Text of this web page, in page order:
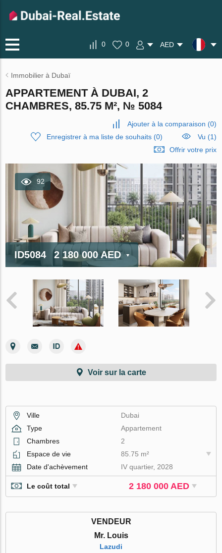
0 0 AED
Immobilier à Dubaï
APPARTEMENT À DUBAI, 2
CHAMBRES, 85.75 M², № 5084
Ajouter à la comparaison (0)
Enregistrer à ma liste de souhaits(0)
Vu (1)
Offrir votre prix
92
ID5084 2 180 000 AED
Voir sur la carte
Ville
Dubai
Type
Appartement
Chambres
2
Espace de vie
85.75 m²
Date d'achèvement
IV quartier, 2028
Le coût total 2 180 000 AED
VENDEUR
Mr. Louis
Lazudi